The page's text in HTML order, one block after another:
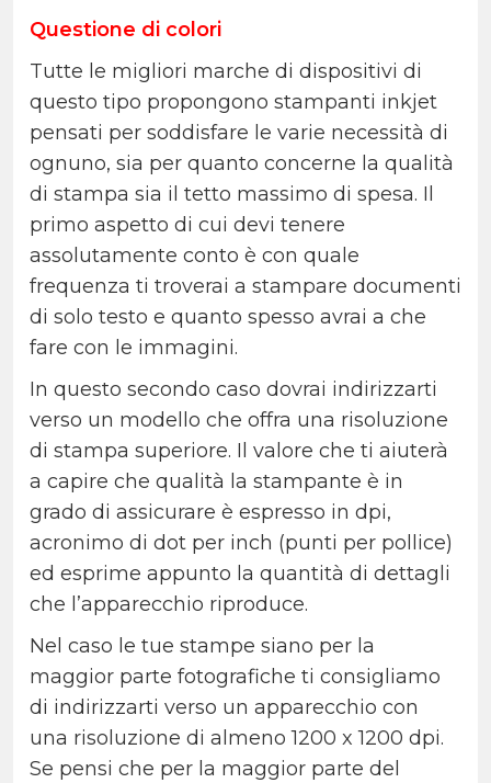
Questione di colori
Tutte le migliori marche di dispositivi di
questo tipo propongono stampanti inkjet
pensati per soddisfare le varie necessità di
ognuno, sia per quanto concerne la qualità
di stampa sia il tetto massimo di spesa. Il
primo aspetto di cui devi tenere
assolutamente conto è con quale
frequenza ti troverai a stampare documenti
di solo testo e quanto spesso avrai a che
fare con le immagini.
In questo secondo caso dovrai indirizzarti
verso un modello che offra una risoluzione
di stampa superiore. Il valore che ti aiuterà
a capire che qualità la stampante è in
grado di assicurare è espresso in dpi,
acronimo di dot per inch (punti per pollice)
ed esprime appunto la quantità di dettagli
che l’apparecchio riproduce.
Nel caso le tue stampe siano per la
maggior parte fotografiche ti consigliamo
di indirizzarti verso un apparecchio con
una risoluzione di almeno 1200 x 1200 dpi.
Se pensi che per la maggior parte del